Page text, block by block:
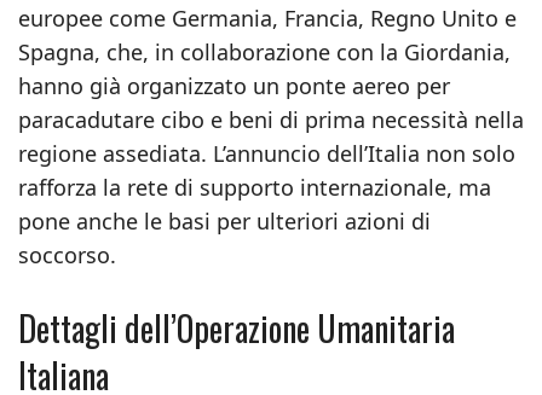
europee come Germania, Francia, Regno Unito e
Spagna, che, in collaborazione con la Giordania,
hanno già organizzato un ponte aereo per
paracadutare cibo e beni di prima necessità nella
regione assediata. L’annuncio dell’Italia non solo
rafforza la rete di supporto internazionale, ma
pone anche le basi per ulteriori azioni di
soccorso.
Dettagli dell’Operazione Umanitaria
Italiana